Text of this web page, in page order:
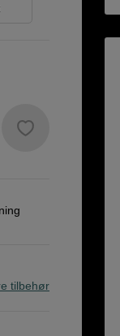
tilbehør